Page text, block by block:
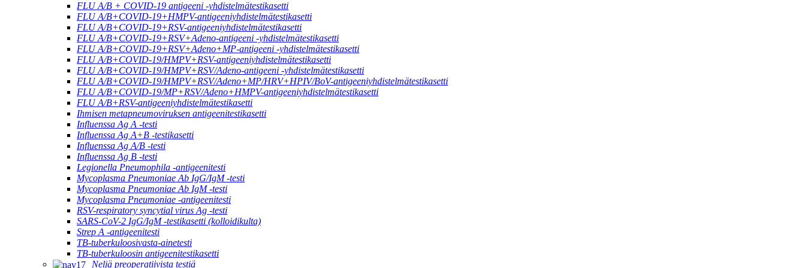
FLU A/B + COVID-19 antigeeni -yhdistelmätestikasetti
FLU A/B+COVID-19+HMPV-antigeeniyhdistelmätestikasetti
FLU A/B+COVID-19+RSV-antigeeniyhdistelmätestikasetti
FLU A/B+COVID-19+RSV+Adeno-antigeeni -yhdistelmätestikasetti
FLU A/B+COVID-19+RSV+Adeno+MP-antigeeni -yhdistelmätestikasetti
FLU A/B+COVID-19/HMPV+RSV-antigeeniyhdistelmätestikasetti
FLU A/B+COVID-19/HMPV+RSV/Adeno-antigeeni -yhdistelmätestikasetti
FLU A/B+COVID-19/HMPV+RSV/Adeno+MP/HRV+HPIV/BoV-antigeeniyhdistelmätestikasetti
FLU A/B+COVID-19/MP+RSV/Adeno+HMPV-antigeeniyhdistelmätestikasetti
FLU A/B+RSV-antigeeniyhdistelmätestikasetti
Ihmisen metapneumoviruksen antigeenitestikasetti
Influenssa Ag A -testi
Influenssa Ag A+B -testikasetti
Influenssa Ag A/B -testi
Influenssa Ag B -testi
Legionella Pneumophila -antigeenitesti
Mycoplasma Pneumoniae Ab IgG/IgM -testi
Mycoplasma Pneumoniae Ab IgM -testi
Mycoplasma Pneumoniae -antigeenitesti
RSV-respiratory syncytial virus Ag -testi
SARS-CoV-2 IgG/IgM -testikasetti (kolloidikulta)
Strep A -antigeenitesti
TB-tuberkuloosivasta-ainetesti
TB-tuberkuloosin antigeenitestikasetti
Neljä preoperatiivista testiä